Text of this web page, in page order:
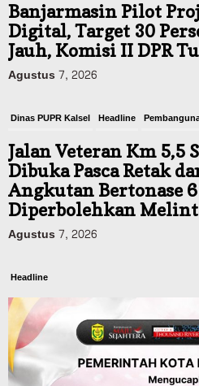
Banjarmasin Pilot
Digital, Target 30
Jauh, Komisi II DPR
Agustus 7, 2026
Dinas PUPR Kalsel Headline
Jalan Veteran Km 5,5
Dibuka Pasca Retak
Angkutan Bertonase
Diperbolehkan
Agustus 7, 2026
Headline
Panaskan Kembali
FPTI Banjarmasin
Kalsel
Agustus 8, 2026